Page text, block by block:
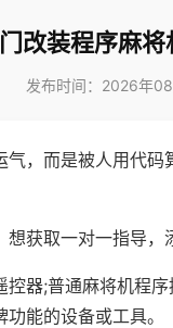
改装程序麻
发布时间：2026年
，而是被人用代
获取一对一指导，
控器;普通麻将机程
能的设备或工具。